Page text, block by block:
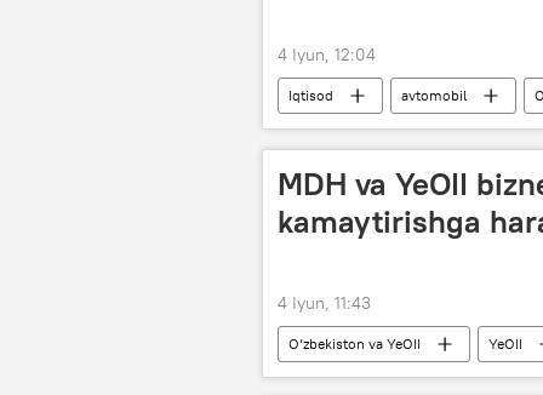
4 Iyun, 12:04
Iqtisod avtomobil
Peterburg xalqaro iqtisodiy forumi
MDH va YeOII
kamaytirishga
4 Iyun, 11:43
O‘zbekiston va YeOII YeOII
bojxona
Shanxay hamkorlik